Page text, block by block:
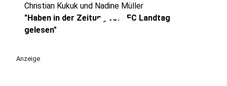
play_circle
Christian Kukuk und Nadine Müller
"Haben in der Zeitung vom FC Landtag
gelesen"
Anzeige